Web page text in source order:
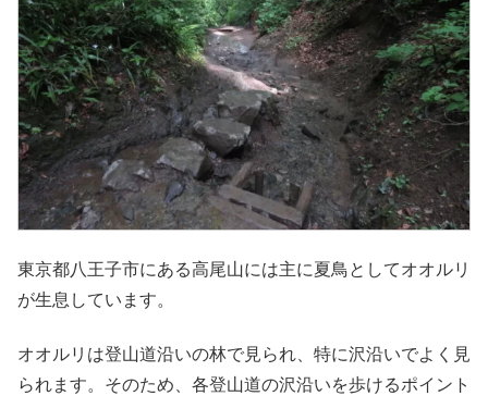
東京都八王子市にある高尾山には主に夏鳥としてオオルリ
が生息しています。
オオルリは登山道沿いの林で見られ、特に沢沿いでよく見
られます。そのため、各登山道の沢沿いを歩けるポイント